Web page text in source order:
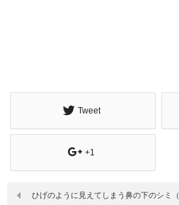
Tweet
+1
ひげのように見えてしまう鼻の下のシミ